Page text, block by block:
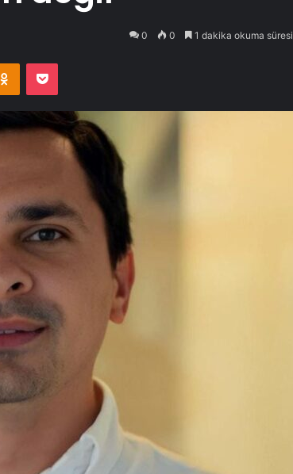
0 0 1 dakika okuma süresi
Odnoklassniki
Pocket